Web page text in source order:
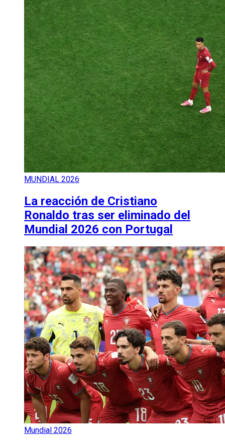
MUNDIAL 2026
La reacción de Cristiano
Ronaldo tras ser eliminado del
Mundial 2026 con Portugal
Mundial 2026